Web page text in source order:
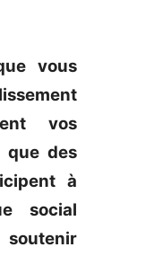
vous
vos
que des
à
social
soutenir